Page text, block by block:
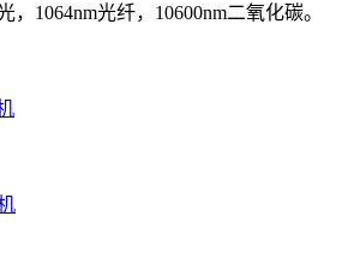
，1064nm光纤，10600nm二氧化碳。